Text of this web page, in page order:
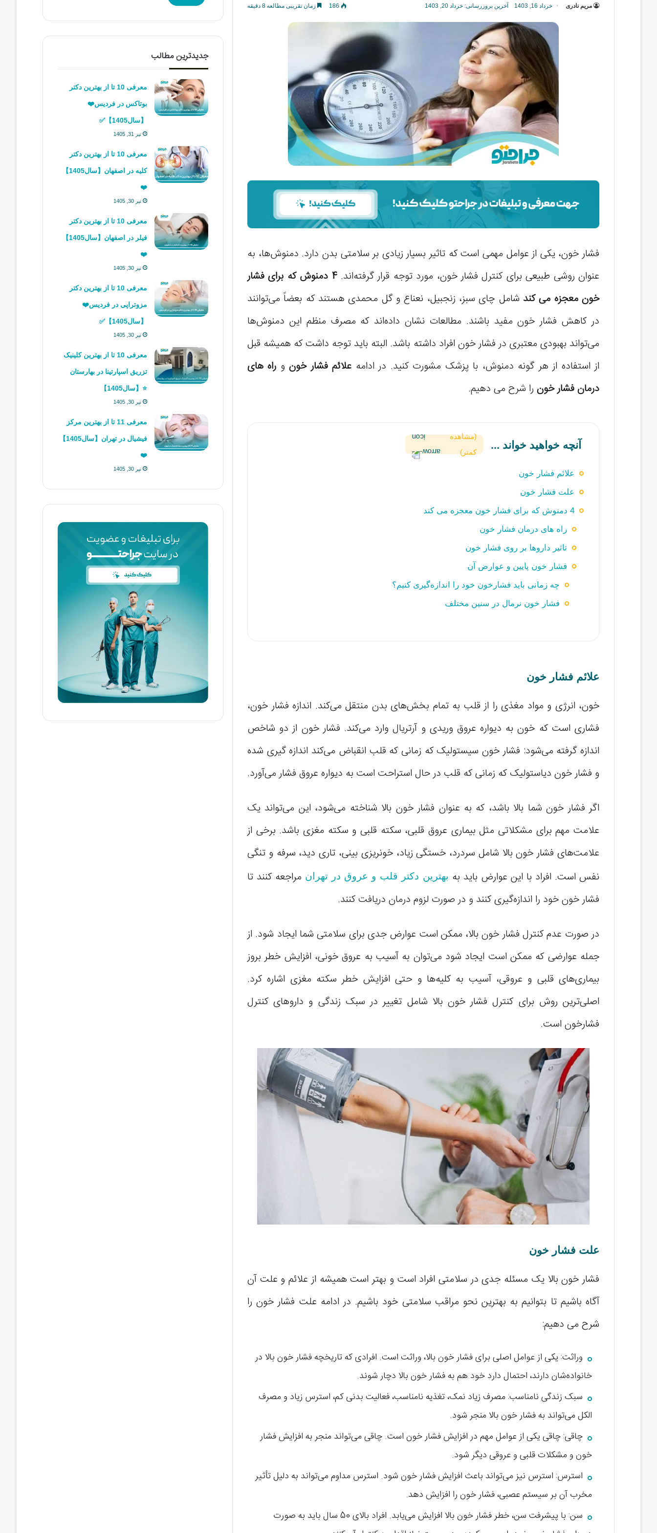
مریم نادری خرداد 16, 1403 آخرین بروزرسانی: خرداد 20, 1403 186 زمان تقریبی مطالعه 8 دقیقه
فشار خون، یکی از عوامل مهمی است که تاثیر بسیار زیادی بر سلامتی بدن دارد. دمنوش‌ها، به
عنوان روشی طبیعی برای کنترل فشار خون، مورد توجه قرار گرفته‌اند. 4 دمنوش که برای فشار
خون معجزه می کند شامل چای سبز، زنجبیل، نعناع و گل محمدی هستند که بعضاً می‌توانند
در کاهش فشار خون مفید باشند. مطالعات نشان داده‌اند که مصرف منظم این دمنوش‌ها
می‌تواند بهبودی معتبری در فشار خون افراد داشته باشد. البته باید توجه داشت که همیشه قبل
از استفاده از هر گونه دمنوش، با پزشک مشورت کنید. در ادامه علائم فشار خونو راه های
درمان فشار خونرا شرح می دهیم.
آنچه خواهید خواند ...
(مشاهده
کمتر)
علائم فشار خون
علت فشار خون
4 دمنوش که برای فشار خون معجزه می کند
راه های درمان فشار خون
تاثیر داروها بر روی فشار خون
فشار خون پایین و عوارض آن
چه زمانی باید فشارخون خود را اندازه‌گیری کنیم؟
فشار خون نرمال در سنین مختلف
علائم فشار خون
خون، انرژی و مواد مغذی را از قلب به تمام بخش‌های بدن منتقل می‌کند. اندازه فشار خون،
فشاری است که خون به دیواره‌ عروق وریدی و آرتریال وارد می‌کند. فشار خون از دو شاخص
اندازه گرفته می‌شود: فشار خون سیستولیک که زمانی که قلب انقباض می‌کند اندازه گیری شده
و فشار خون دیاستولیک که زمانی که قلب در حال استراحت است به دیواره‌ عروق فشار می‌آورد.
اگر فشار خون شما بالا باشد، که به عنوان فشار خون بالا شناخته می‌شود، این می‌تواند یک
علامت مهم برای مشکلاتی مثل بیماری عروق قلبی، سکته قلبی و سکته مغزی باشد. برخی از
علامت‌های فشار خون بالا شامل سردرد، خستگی زیاد، خونریزی بینی، تاری دید، سرفه و تنگی
نفس است. افراد با این عوارض باید به بهترین دکتر قلب و عروق در تهران مراجعه کنند تا
فشار خون خود را اندازه‌گیری کنند و در صورت لزوم درمان دریافت کنند.
در صورت عدم کنترل فشار خون بالا، ممکن است عوارض جدی برای سلامتی شما ایجاد شود. از
جمله عوارضی که ممکن است ایجاد شود می‌توان به آسیب به عروق خونی، افزایش خطر بروز
بیماری‌های قلبی و عروقی، آسیب به کلیه‌ها و حتی افزایش خطر سکته مغزی اشاره کرد.
اصلی‌ترین روش برای کنترل فشار خون بالا شامل تغییر در سبک زندگی و داروهای کنترل
فشارخون است.
علت فشار خون
فشار خون بالا یک مسئله جدی در سلامتی افراد است و بهتر است همیشه از علائم و علت آن
آگاه باشیم تا بتوانیم به بهترین نحو مراقب سلامتی خود باشیم. در ادامه علت فشار خون را
شرح می دهیم:
وراثت: یکی از عوامل اصلی برای فشار خون بالا، وراثت است. افرادی که تاریخچه فشار خون بالا در
خانواده‌شان دارند، احتمال دارد خود هم به فشار خون بالا دچار شوند.
سبک زندگی نامناسب: مصرف زیاد نمک، تغذیه نامناسب، فعالیت بدنی کم، استرس زیاد و مصرف
الکل می‌تواند به فشار خون بالا منجر شود.
چاقی: چاقی یکی از عوامل مهم در افزایش فشار خون است. چاقی می‌تواند منجر به افزایش فشار
خون و مشکلات قلبی و عروقی دیگر شود.
استرس: استرس نیز می‌تواند باعث افزایش فشار خون شود. استرس مداوم می‌تواند به دلیل تأثیر
مخرب آن بر سیستم عصبی، فشار خون را افزایش دهد.
سن: با پیشرفت سن، خطر فشار خون بالا افزایش می‌یابد. افراد بالای 50 سال باید به صورت
جدیدترین مطالب
معرفی 10 تا از بهترین دکتر
بوتاکس در فردیس❤️
【سال1405】✅
تیر 31, 1405
معرفی 10 تا از بهترین دکتر
کلیه در اصفهان【سال1405】
❤️
تیر 30, 1405
معرفی 10 تا از بهترین دکتر
فیلر در اصفهان【سال1405】
❤️
تیر 30, 1405
معرفی 10 تا از بهترین دکتر
مزوتراپی در فردیس❤️
【سال1405】✅
تیر 30, 1405
معرفی 10 تا از بهترین کلینیک
تزریق اسپارتینا در بهارستان
⭐【سال1405】
تیر 30, 1405
معرفی 11 تا از بهترین مرکز
فیشیال در تهران【سال1405】
❤️
تیر 30, 1405